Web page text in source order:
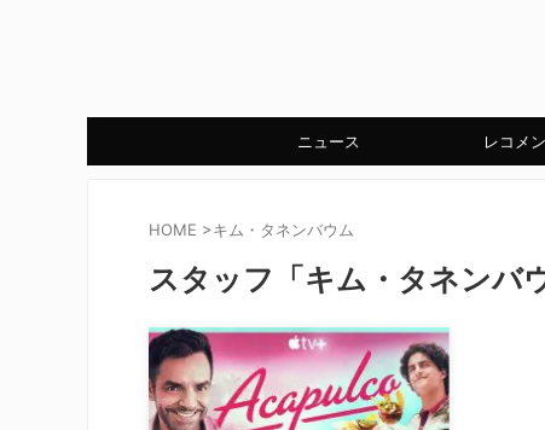
ニュース レコメ
HOME >キム・タネンバウム
スタッフ「キム・タネンバ